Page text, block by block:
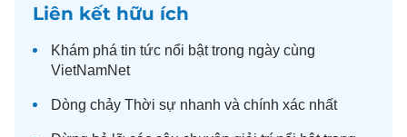
Liên kết hữu ích
Khám phá tin tức nổi bật trong ngày cùng
VietNamNet
Dòng chảy Thời sự nhanh và chính xác nhất